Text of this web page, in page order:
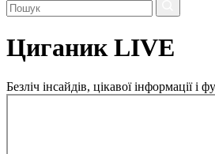
Циганик LIVE
Безліч інсайдів, цікавої